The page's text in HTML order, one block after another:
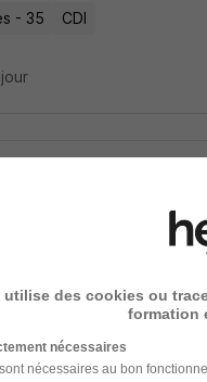
- 35 CDI
utilise des cookies ou
formation
nécessaires
nécessaires au bon